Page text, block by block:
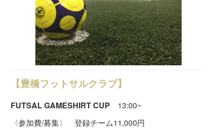
【豊橋フットサルクラブ】
FUTSAL GAMESHIRT CUP 13:00~
〈参加費/募集〉 登録チーム11,000円